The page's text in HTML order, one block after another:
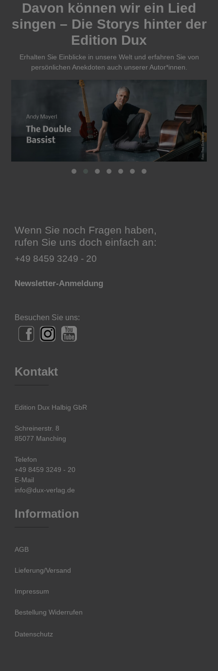
Davon können wir ein Lied
singen – Die Storys hinter der
Edition Dux
Erhalten Sie Einblicke in unsere Welt und erfahren Sie von
persönlichen Anekdoten auch unserer Autor*innen.
Wenn Sie noch Fragen haben,
rufen Sie uns doch einfach an:
+49 8459 3249 - 20
Newsletter-Anmeldung
Besuchen Sie uns:
Kontakt
Edition Dux Halbig GbR
Schreinerstr. 8
85077 Manching
Telefon
+49 8459 3249 - 20
E-Mail
info@dux-verlag.de
Information
AGB
Lieferung/Versand
Impressum
Bestellung Widerrufen
Datenschutz